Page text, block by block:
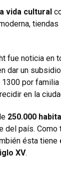
vida cultural
fue noticia en
dar un
por familia
en la
250.000
del país. Como
ésta tiene
XV.